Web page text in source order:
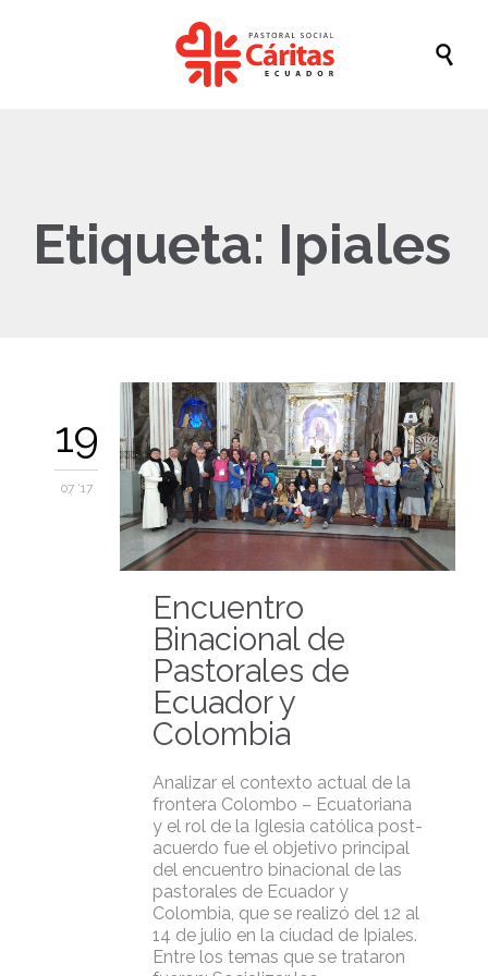

Etiqueta: Ipiales
19
07 '17
Encuentro
Binacional de
Pastorales de
Ecuador y
Colombia
Analizar el contexto actual de la
frontera Colombo – Ecuatoriana
y el rol de la Iglesia católica post-
acuerdo fue el objetivo principal
del encuentro binacional de las
pastorales de Ecuador y
Colombia, que se realizó del 12 al
14 de julio en la ciudad de Ipiales.
Entre los temas que se trataron